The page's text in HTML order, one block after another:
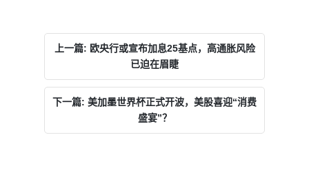
上一篇: 欧央行或宣布加息25基点，高通胀风险
已迫在眉睫
下一篇: 美加墨世界杯正式开波，美股喜迎“消费
盛宴”？